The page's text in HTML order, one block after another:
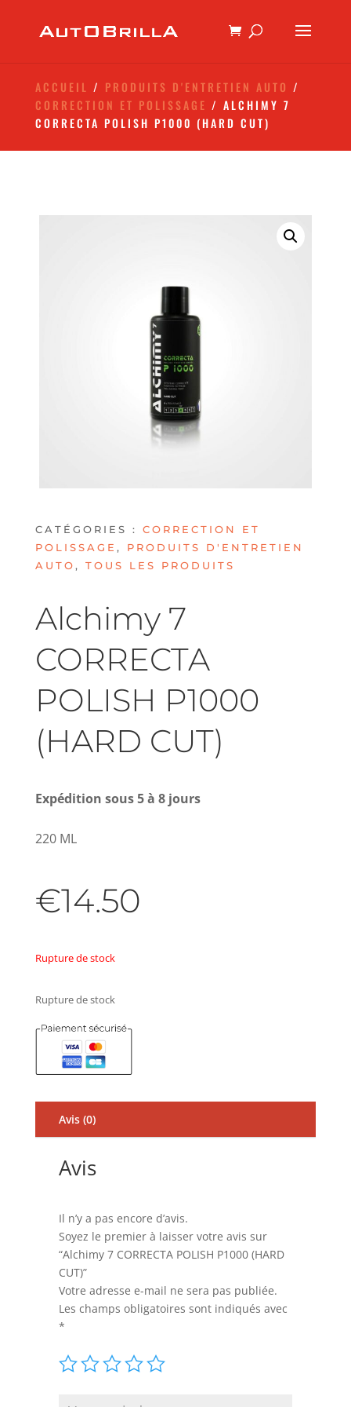
ACCUEIL / PRODUITS D'ENTRETIEN AUTO /
CORRECTION ET POLISSAGE / ALCHIMY 7
CORRECTA POLISH P1000 (HARD CUT)
CATÉGORIES : CORRECTION ET
POLISSAGE , PRODUITS D'ENTRETIEN
AUTO, TOUS LES PRODUITS
Alchimy 7
CORRECTA
POLISH P1000
(HARD CUT)
Expédition sous 5 à 8 jours
220 ML
€14.50
Rupture de stock
Rupture de stock
Avis (0)
Avis
Il n’y a pas encore d’avis.
Soyez le premier à laisser votre avis sur
“Alchimy 7 CORRECTA POLISH P1000 (HARD
CUT)”
Votre adresse e-mail ne sera pas publiée.
Les champs obligatoires sont indiqués avec
*